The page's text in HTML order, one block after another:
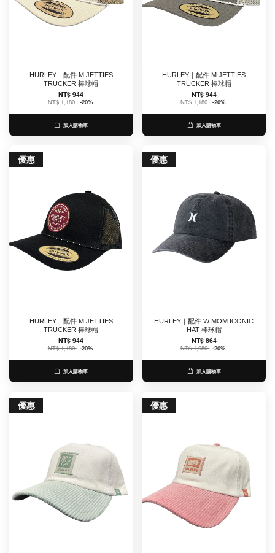
HURLEY｜配件 M JETTIES
TRUCKER 棒球帽
NT$ 944
NT$ 1,180 -20%
加入購物車
HURLEY｜配件 M JETTIES
TRUCKER 棒球帽
NT$ 944
NT$ 1,180 -20%
加入購物車
優惠
HURLEY｜配件 M JETTIES
TRUCKER 棒球帽
NT$ 944
NT$ 1,180 -20%
加入購物車
優惠
HURLEY｜配件 W MOM ICONIC
HAT 棒球帽
NT$ 864
NT$ 1,080 -20%
加入購物車
優惠 優惠